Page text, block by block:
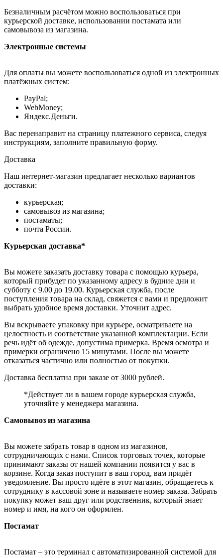
Безналичным расчётом можно воспользоваться при
курьерской доставке, использовании постамата или
самовывоза из магазина.
Электронные системы
Для оплаты вы можете воспользоваться одной из электронных
платёжных систем:
PayPal;
WebMoney;
Яндекс.Деньги.
Вас перенаправит на страницу платежного сервиса, следуя
инструкциям, заполните правильную форму.
Доставка
Наш интернет-магазин предлагает несколько вариантов
доставки:
курьерская;
самовывоз из магазина;
постаматы;
почта России.
Курьерская доставка*
Вы можете заказать доставку товара с помощью курьера,
который прибудет по указанному адресу в будние дни и
субботу с 9.00 до 19.00. Курьерская служба, после
поступления товара на склад, свяжется с вами и предложит
выбрать удобное время доставки. Уточнит адрес.
Вы вскрываете упаковку при курьере, осматриваете на
целостность и соответствие указанной комплектации. Если
речь идёт об одежде, допустима примерка. Время осмотра и
примерки ограничено 15 минутами. После вы можете
отказаться частично или полностью от покупки.
Доставка бесплатна при заказе от 3000 рублей.
*Действует ли в вашем городе курьерская служба,
уточняйте у менеджера магазина.
Самовывоз из магазина
Вы можете забрать товар в одном из магазинов,
сотрудничающих с нами. Список торговых точек, которые
принимают заказы от нашей компании появится у вас в
корзине. Когда заказ поступит в ваш город, вам придёт
уведомление. Вы просто идёте в этот магазин, обращаетесь к
сотруднику в кассовой зоне и называете номер заказа. Забрать
покупку может ваш друг или родственник, который знает
номер и имя, на кого он оформлен.
Постамат
Постамат – это терминал с автоматизированной системой для